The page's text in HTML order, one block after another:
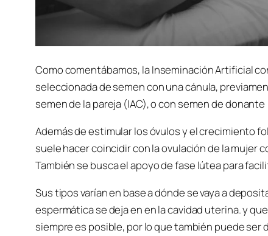
Como comentábamos, la Inseminación Artificial
seleccionada de semen con una cánula,
semen de la pareja (IAC), o con semen de donante
Además de estimular los óvulos y el crecimiento
suele hacer coincidir con la ovulación de la mujer
También se busca el apoyo de fase lútea para
Sus tipos varían en base a dónde se vaya a
espermática se deja en en la cavidad uterina. y
siempre es posible, por lo que también puede